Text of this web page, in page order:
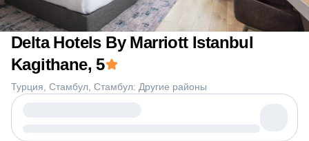
Delta Hotels By Marriott Istanbul
Kagithane, 5
Турция Стамбул Стамбул: Другие районы